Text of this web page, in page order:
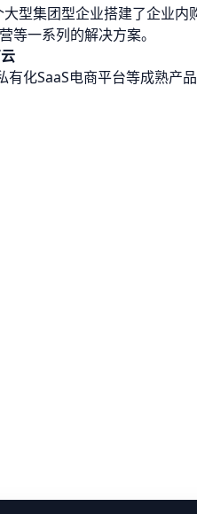
型集团型企业搭建了企业内
一系列的解决方案。
化SaaS电商平台等成熟产